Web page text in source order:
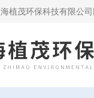
植茂环保科技有限公司